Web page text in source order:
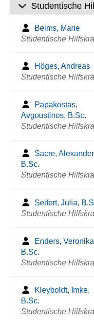
Studentische
Beims, Marie
Studentische
Höges, Andreas
Studentische
Papakostas,
Avgoustinos, B.Sc.
Studentische
Sacre,
B.Sc.
Studentische
Seifert, Julia,
Studentische
Enders,
B.Sc.
Studentische
Kleyboldt, Imke,
B.Sc.
Studentische